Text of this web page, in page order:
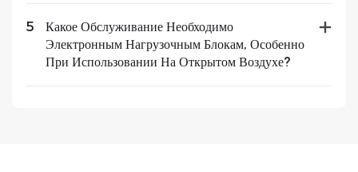
5
Какое Обслуживание Необходимо
Электронным Нагрузочным Блокам, Особенно
При Использовании На Открытом Воздухе?